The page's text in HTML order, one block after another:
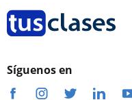
Síguenos en